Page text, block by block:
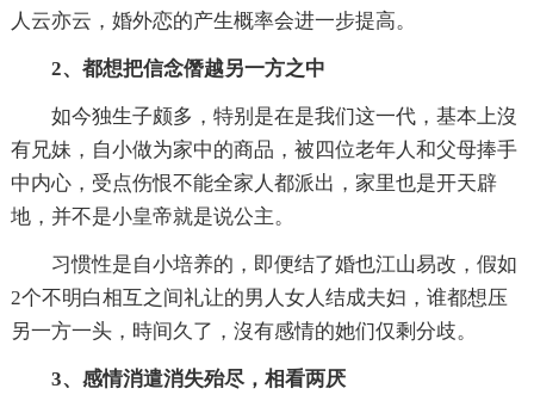
人云亦云，婚外恋的产生概率会进一步提高。
2、都想把信念僭越另一方之中
如今独生子颇多，特别是在是我们这一代，基本上沒
有兄妹，自小做为家中的商品，被四位老年人和父母捧手
中内心，受点伤恨不能全家人都派出，家里也是开天辟
地，并不是小皇帝就是说公主。
习惯性是自小培养的，即便结了婚也江山易改，假如
2个不明白相互之间礼让的男人女人结成夫妇，谁都想压
另一方一头，時间久了，沒有感情的她们仅剩分歧。
3、感情消遣消失殆尽，相看两厌